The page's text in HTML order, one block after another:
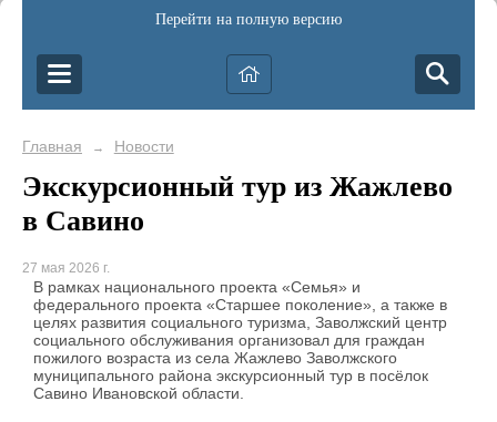
Перейти на полную версию
Главная → Новости
Экскурсионный тур из Жажлево
в Савино
27 мая 2026 г.
В рамках национального проекта «Семья» и
федерального проекта «Старшее поколение», а также в
целях развития социального туризма, Заволжский центр
социального обслуживания организовал для граждан
пожилого возраста из села Жажлево Заволжского
муниципального района экскурсионный тур в посёлок
Савино Ивановской области.